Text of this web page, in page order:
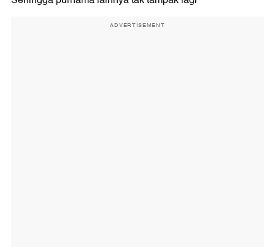
ADVERTISEMENT